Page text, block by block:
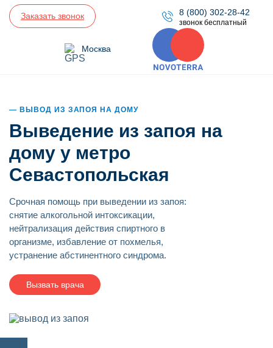
8 (800) 302-28-42
звонок бесплатный
Заказать звонок
Москва
ВЫВОД ИЗ ЗАПОЯ НА ДОМУ
Выведение из запоя на
дому у метро
Севастопольская
Срочная помощь при выведении из запоя:
снятие алкогольной интоксикации,
нейтрализация действия спиртного в
организме, избавление от похмелья,
устранение абстинентного синдрома.
Вызвать врача